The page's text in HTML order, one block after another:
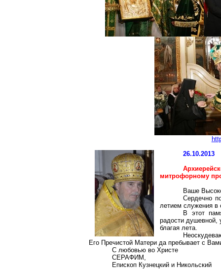
26.10.2013
митрофорному
Ваше
Сердечно
летием служения в
В этот
радости душевной,
благая лета.
Его Пречистой Матери да пребывает с
С любовью во Христе
СЕРАФИМ,
Епископ Кузнецкий и Никольский